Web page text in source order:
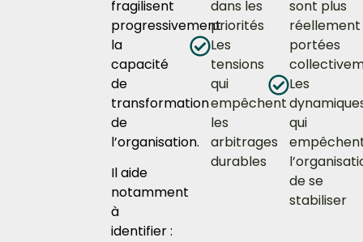
fragilisent
progressivement
la
capacité
de
transformation
de
l’organisation.
Il aide
notamment
à
identifier :
dans les
priorités
Les
tensions
qui
empêchent
les
arbitrages
durables
sont plus
réellement
portées
Les
qui
de se
stabiliser